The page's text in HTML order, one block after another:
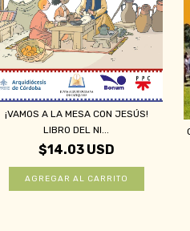
¡VAMOS A LA MESA CON JESÚS!
LIBRO DEL NI...
$14.03 USD